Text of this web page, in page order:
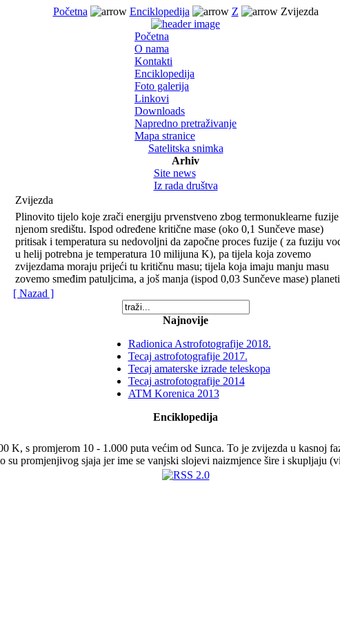
Početna Enciklopedija Z Zvijezda
Početna
O nama
Kontakti
Enciklopedija
Foto galerija
Linkovi
Downloads
Napredno pretraživanje
Mapa stranice
Satelitska snimka
Arhiv
Site news
Iz rada društva
Zvijezda
Plinovito tijelo koje zrači energiju prvenstveno zbog termonuklearne fuzije
njenom središtu. Ispod određene kritične mase (oko 0,1 Sunčeve mase)
pritisak i temperatura su nedovoljni da započne proces fuzije ( za fuziju
u helij potrebna je temperatura 10 milijuna K), pa tijela koja zovemo
zvijezdama moraju prijeći tu kritičnu masu; tijela koja imaju manju masu
zovemo smeđim patuljcima, a još manja (ispod 0,03 Sunčeve mase)
[ Nazad ]
Najnovije
Radionica Astrofotografije 2018.
Tecaj astrofotografije 2017.
Tecaj amaterske izrade teleskopa
Tecaj astrofotografije 2014
ATM Korenica 2013
Enciklopedija
K, s promjerom 10 - 1.000 puta većim od Sunca. To je zvijezda u kasnoj
promjenjivog sjaja jer ime se vanjski slojevi naizmjence šire i skupljaju